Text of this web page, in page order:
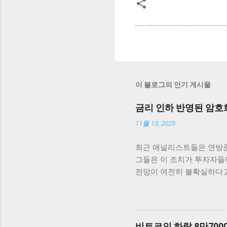
이 블로그의 인기 게시물
금리 인하 반영된 암호
11월 13, 2025
최근 애널리스트들은 연방
그들은 이 조치가 투자자
전망이 여전히 불확실하다
비트코인을 살펴보면, 단
코인은 약 5% 이상 상승